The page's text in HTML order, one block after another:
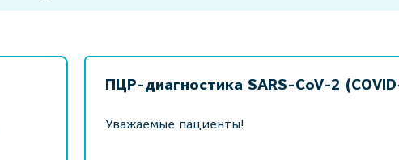
ПЦР-диагностика SARS-CoV-2
Уважаемые пациенты!